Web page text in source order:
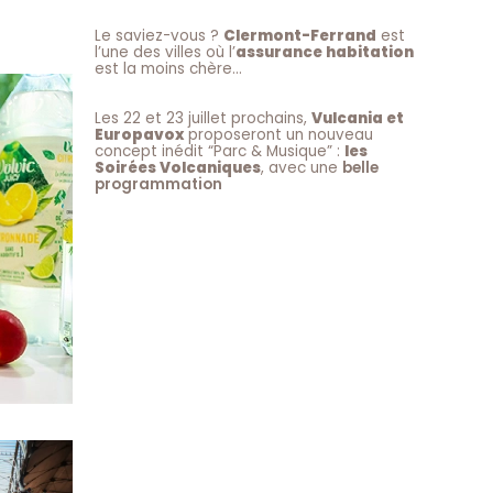
Le saviez-vous ? Clermont-Ferrand est
l’une des villes où l’assurance habitation
est la moins chère…
Les 22 et 23 juillet prochains, Vulcania et
Europavox proposeront un nouveau
concept inédit “Parc & Musique” : les
Soirées Volcaniques, avec une belle
programmation